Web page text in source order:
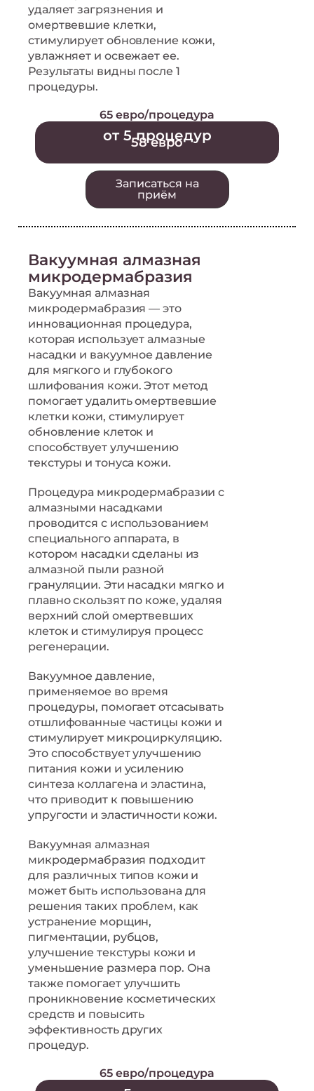
удаляет загрязнения и
омертвевшие клетки,
стимулирует обновление кожи,
увлажняет и освежает ее.
Результаты видны после 1
процедуры.
65 евро/процедура
от 5 процедур
58 евро
Записаться на
приём
Вакуумная алмазная
микродермабразия
Вакуумная алмазная
микродермабразия — это
инновационная процедура,
которая использует алмазные
насадки и вакуумное давление
для мягкого и глубокого
шлифования кожи. Этот метод
помогает удалить омертвевшие
клетки кожи, стимулирует
обновление клеток и
способствует улучшению
текстуры и тонуса кожи.
Процедура микродермабразии с
алмазными насадками
проводится с использованием
специального аппарата, в
котором насадки сделаны из
алмазной пыли разной
грануляции. Эти насадки мягко и
плавно скользят по коже, удаляя
верхний слой омертвевших
клеток и стимулируя процесс
регенерации.
Вакуумное давление,
применяемое во время
процедуры, помогает отсасывать
отшлифованные частицы кожи и
стимулирует микроциркуляцию.
Это способствует улучшению
питания кожи и усилению
синтеза коллагена и эластина,
что приводит к повышению
упругости и эластичности кожи.
Вакуумная алмазная
микродермабразия подходит
для различных типов кожи и
может быть использована для
решения таких проблем, как
устранение морщин,
пигментации, рубцов,
улучшение текстуры кожи и
уменьшение размера пор. Она
также помогает улучшить
проникновение косметических
средств и повысить
эффективность других
процедур.
65 евро/процедура